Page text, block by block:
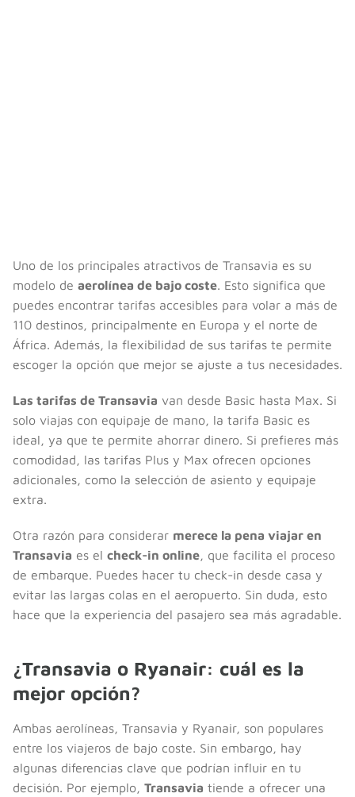
Uno de los principales atractivos de Transavia es su
modelo de aerolínea de bajo coste. Esto significa que
puedes encontrar tarifas accesibles para volar a más de
110 destinos, principalmente en Europa y el norte de
África. Además, la flexibilidad de sus tarifas te permite
escoger la opción que mejor se ajuste a tus necesidades.
Las tarifas de Transavia van desde Basic hasta Max. Si
solo viajas con equipaje de mano, la tarifa Basic es
ideal, ya que te permite ahorrar dinero. Si prefieres más
comodidad, las tarifas Plus y Max ofrecen opciones
adicionales, como la selección de asiento y equipaje
extra.
Otra razón para considerar merece la pena viajar en
Transavia es el check-in online, que facilita el proceso
de embarque. Puedes hacer tu check-in desde casa y
evitar las largas colas en el aeropuerto. Sin duda, esto
hace que la experiencia del pasajero sea más agradable.
¿Transavia o Ryanair: cuál es la
mejor opción?
Ambas aerolíneas, Transavia y Ryanair, son populares
entre los viajeros de bajo coste. Sin embargo, hay
algunas diferencias clave que podrían influir en tu
decisión. Por ejemplo, Transavia tiende a ofrecer una